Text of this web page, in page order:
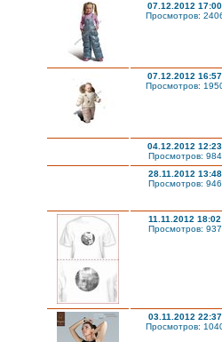
07.12.2012 17:00
Просмотров:
07.12.2012 16:57
Просмотров:
04.12.2012 12:23
Просмотров: 984
28.11.2012 13:48
Просмотров: 946
11.11.2012 18:02
Просмотров: 937
03.11.2012 22:37
Просмотров: